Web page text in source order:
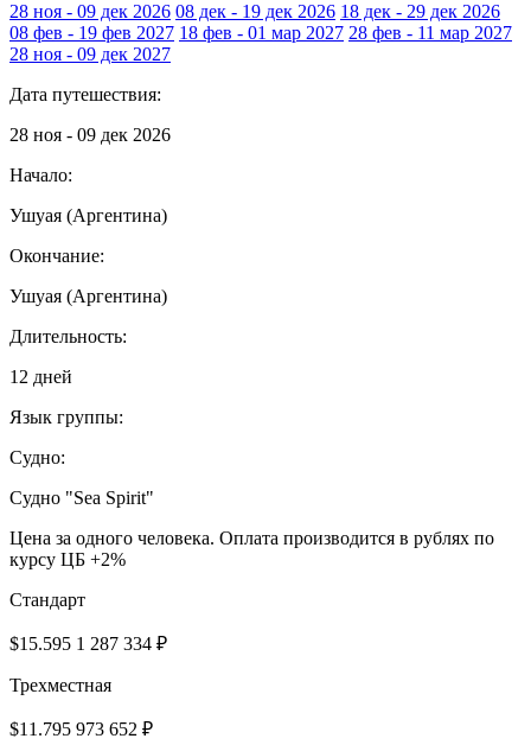
28 ноя - 09 дек 2026 08 дек - 19 дек 2026 18 дек - 29 дек 2026
08 фев - 19 фев 2027 18 фев - 01 мар 2027 28 фев - 11 мар 2027
28 ноя - 09 дек 2027
Дата путешествия:
28 ноя - 09 дек 2026
Начало:
Ушуая (Аргентина)
Окончание:
Ушуая (Аргентина)
Длительность:
12 дней
Язык группы:
Судно:
Cудно "Sea Spirit"
Цена за одного человека. Оплата производится в рублях по
курсу ЦБ +2%
Cтандарт
$15.595 1 287 334 ₽
Трехместная
$11.795 973 652 ₽